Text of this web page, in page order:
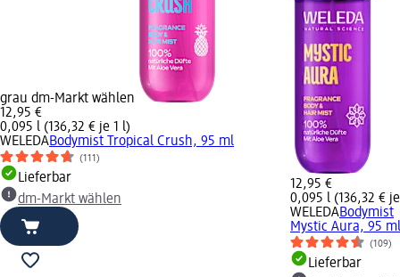
grau dm-Markt wählen
12,95 €
0,095 l (136,32 € je 1 l)
WELEDABodymist Tropical Crush, 95 ml
(111)
Lieferbar
dm-Markt wählen
12,95 €
0,095 l (136,32 €
WELEDABodymist
Mystic Aura, 95 ml
(109)
Lieferbar